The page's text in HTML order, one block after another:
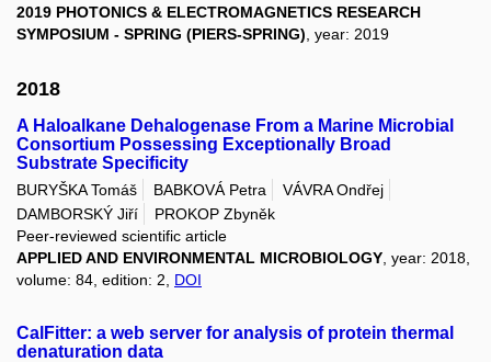
2019 PHOTONICS & ELECTROMAGNETICS RESEARCH
SYMPOSIUM - SPRING (PIERS-SPRING) , year: 2019
2018
A Haloalkane Dehalogenase From a Marine Microbial
Consortium Possessing Exceptionally Broad
Substrate Specificity
BURYŠKA Tomáš BABKOVÁ Petra
VÁVRA Ondřej
DAMBORSKÝ Jiří
PROKOP Zbyněk
Peer-reviewed scientific article
APPLIED AND ENVIRONMENTAL MICROBIOLOGY , year: 2018,
volume: 84, edition: 2, DOI
CalFitter: a web server for analysis of protein thermal
denaturation data